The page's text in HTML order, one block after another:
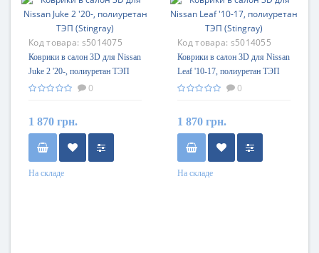
Код товара: s5014075
Коврики в салон 3D для Nissan
Juke 2 '20-, полиуретан ТЭП
(Stingray)
0
1 870 грн.
На складе
Код товара: s5014055
Коврики в салон 3D для Nissan
Leaf '10-17, полиуретан ТЭП
(Stingray)
0
1 870 грн.
На складе